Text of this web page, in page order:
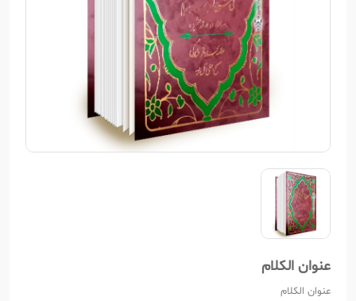
عنوان الکلام
عنوان الکلام